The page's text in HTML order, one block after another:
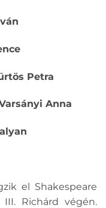
Petra
Anna
el Shakespeare
Richárd végén.